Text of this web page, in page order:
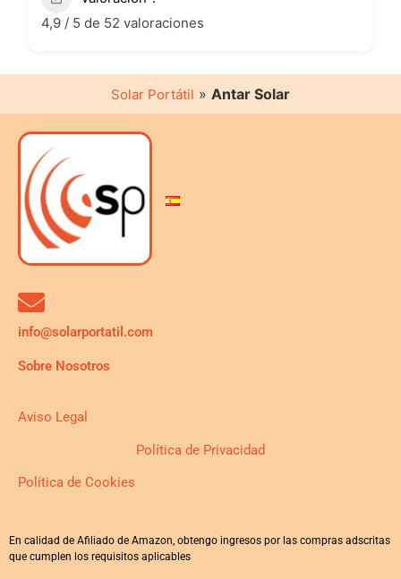
4,9 / 5 de 52 valoraciones
Solar Portátil » Antar Solar
info@solarportatil.com
Sobre Nosotros
Aviso Legal
Política de Privacidad
Política de Cookies
En calidad de Afiliado de Amazon, obtengo ingresos por las compras adscritas
que cumplen los requisitos aplicables